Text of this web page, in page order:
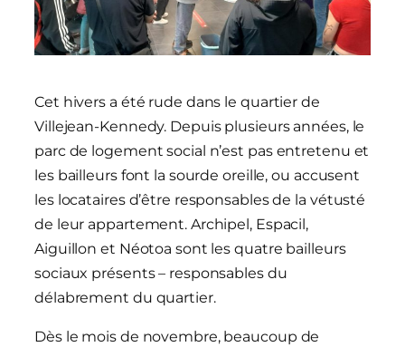
Cet hivers a été rude dans le quartier de
Villejean-Kennedy. Depuis plusieurs années, le
parc de logement social n’est pas entretenu et
les bailleurs font la sourde oreille, ou accusent
les locataires d’être responsables de la vétusté
de leur appartement. Archipel, Espacil,
Aiguillon et Néotoa sont les quatre bailleurs
sociaux présents – responsables du
délabrement du quartier.
Dès le mois de novembre, beaucoup de